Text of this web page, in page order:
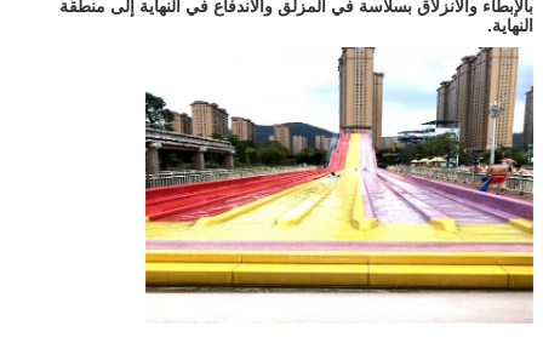
بالإبطاء والانزلاق بسلاسة في المزلق والاندفاع في النهاية إلى منطقة
النهاية.